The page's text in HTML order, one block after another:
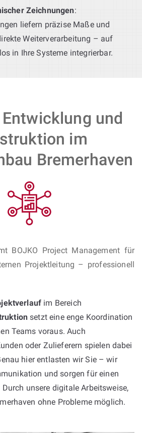
Zeichnungen:
liefern präzise Maße und
Weiterverarbeitung – auf
in Ihre Systeme integrierbar.
und
im
Bremerhaven
BOJKO Project Management für
Projektleitung – professionell
im Bereich
setzt eine enge Koordination
Teams voraus. Auch
oder Zulieferern spielen dabei
hier entlasten wir Sie – wir
und sorgen für einen
unsere digitale Arbeitsweise,
ohne Probleme möglich.